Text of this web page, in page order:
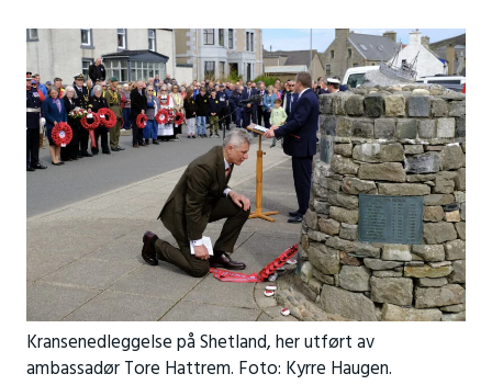
Kransenedleggelse på Shetland, her utført av
ambassadør Tore Hattrem. Foto: Kyrre Haugen.